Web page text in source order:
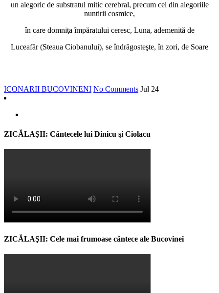
un alegoric de substratul mitic cerebral, precum cel din alegoriile
nuntirii cosmice,
în care domniţa împăratului ceresc, Luna, ademenită de
Luceafăr (Steaua Ciobanului), se îndrăgosteşte, în zori, de Soare
ICONARII BUCOVINENI No Comments Jul 24
ZICĂLAŞII: Cântecele lui Dinicu şi Ciolacu
ZICĂLAŞII: Cele mai frumoase cântece ale Bucovinei